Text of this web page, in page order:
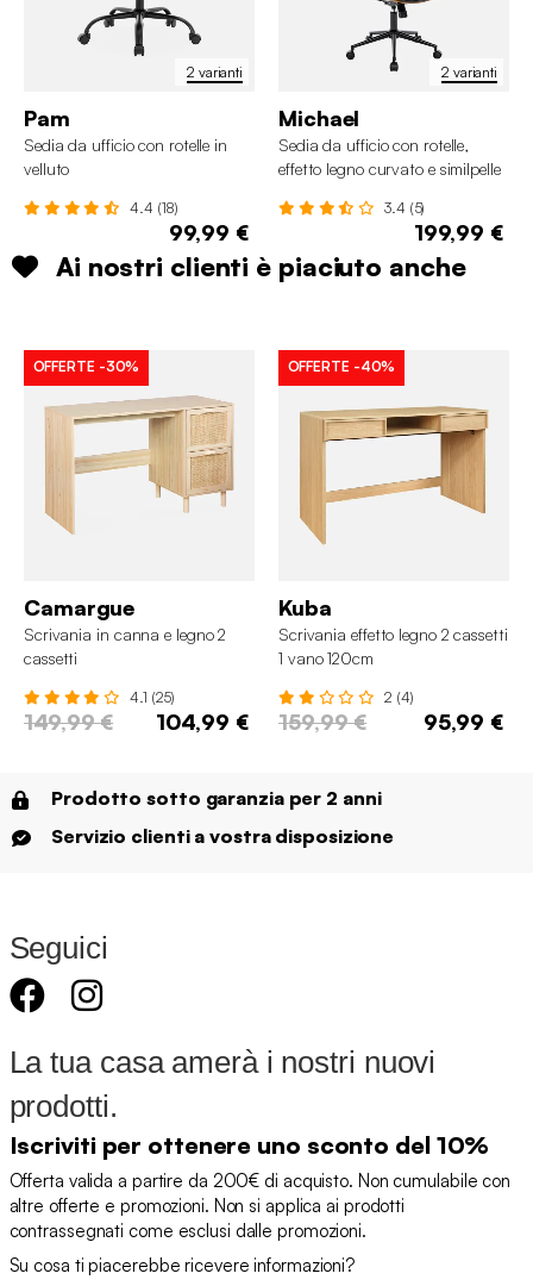
2 varianti
Pam
Sedia da ufficio con rotelle in
velluto
4.4 (18)
99,99 €
2 varianti
Michael
Sedia da ufficio con rotelle,
effetto legno curvato e similpelle
3.4 (5)
199,99 €
Ai nostri clienti è piaciuto anche
OFFERTE -30%
Camargue
Scrivania in canna e legno 2
cassetti
4.1 (25)
149,99 € 104,99 €
OFFERTE -40%
Kuba
Scrivania effetto legno 2 cassetti
1 vano 120cm
2 (4)
159,99 € 95,99 €
Prodotto sotto garanzia per 2 anni
Servizio clienti a vostra disposizione
Seguici
La tua casa amerà i nostri nuovi
prodotti.
Iscriviti per ottenere uno sconto del 10%
Offerta valida a partire da 200€ di acquisto. Non cumulabile con
altre offerte e promozioni. Non si applica ai prodotti
contrassegnati come esclusi dalle promozioni.
Su cosa ti piacerebbe ricevere informazioni?